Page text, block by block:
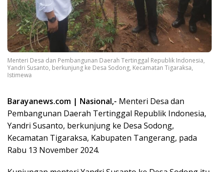
Menteri Desa dan Pembangunan Daerah Tertinggal Republik Indonesia,
Yandri Susanto, berkunjung ke Desa Sodong, Kecamatan Tigaraksa,
Istimewa
Barayanews.com | Nasional,- Menteri Desa dan
Pembangunan Daerah Tertinggal Republik Indonesia,
Yandri Susanto, berkunjung ke Desa Sodong,
Kecamatan Tigaraksa, Kabupaten Tangerang, pada
Rabu 13 November 2024.